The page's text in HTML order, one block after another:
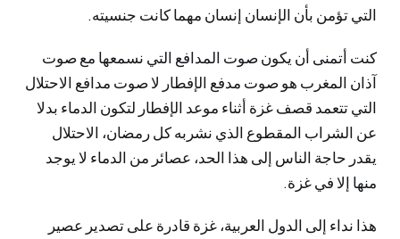
التي تؤمن بأن الإنسان إنسان مهما كانت جنسيته.
كنت أتمنى أن يكون صوت المدافع التي نسمعها مع صوت
آذان المغرب هو صوت مدفع الإفطار لا صوت مدافع الاحتلال
التي تتعمد قصف غزة أثناء موعد الإفطار لتكون الدماء بدلا
عن الشراب المقطوع الذي نشربه كل رمضان، الاحتلال
يقدر حاجة الناس إلى هذا الحد، عصائر من الدماء لا يوجد
منها إلا في غزة.
هذا نداء إلى الدول العربية، غزة قادرة على تصدير عصير